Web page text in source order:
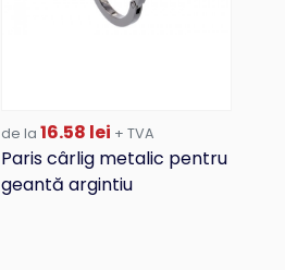
de la 16.58 lei + TVA
Paris cârlig metalic pentru
geantă argintiu